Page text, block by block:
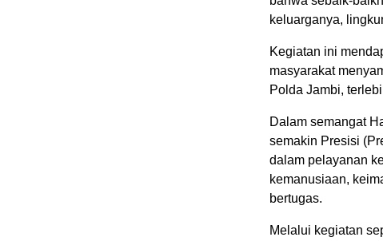
keluarganya,
Kegiatan ini
masyarakat
Polda Jambi,
Dalam semangat
semakin Presisi
dalam pelayanan
kemanusiaan,
bertugas.
Melalui kegiatan